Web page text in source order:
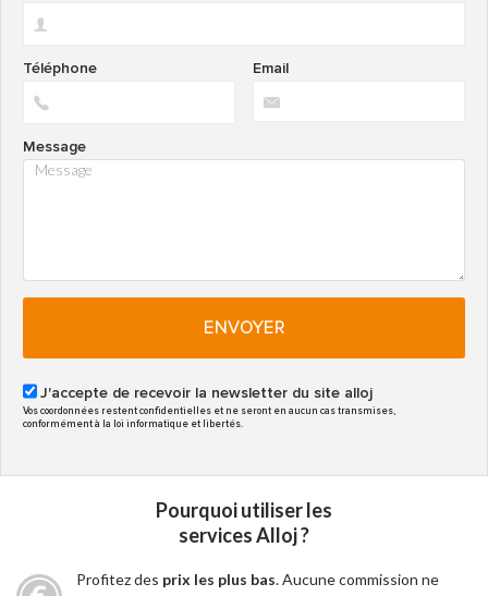
Email
Téléphone
Message
ENVOYER
J'accepte de recevoir la newsletter du site alloj
Vos coordonnées restent confidentielles et ne seront en aucun cas transmises,
conformément à la loi informatique et libertés.
Pourquoi utiliser les
services Alloj ?
Profitez des prix les plus bas. Aucune commission ne